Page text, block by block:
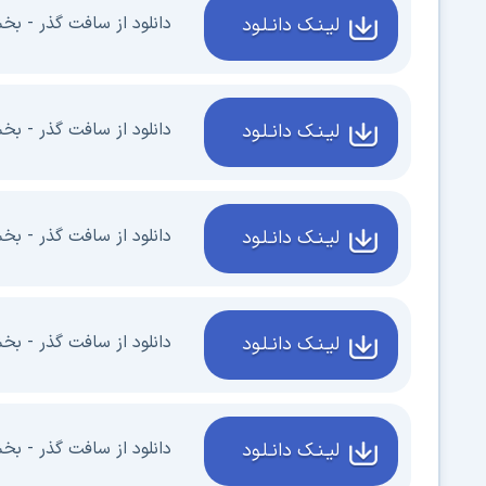
لیـنـک دانـلـود دانلود از سافت گذر - بخش اول
لیـنـک دانـلـود دانلود از سافت گذر - بخش دوم
لیـنـک دانـلـود دانلود از سافت گذر - بخش سوم
لیـنـک دانـلـود دانلود از سافت گذر - بخش
لیـنـک دانـلـود دانلود از سافت گذر - بخش